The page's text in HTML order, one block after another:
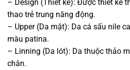
25,000,000 ₫.là:
– Design (Thiết kế): Được thiết kế
thao trẻ trung năng động.
– Upper (Da mặt): Da cá sấu nile
màu patina.
– Linning (Da lót): Da thuộc thảo
chân.